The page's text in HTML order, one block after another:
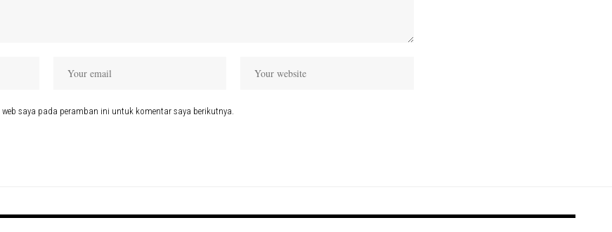
saya pada peramban ini untuk komentar saya berikutnya.